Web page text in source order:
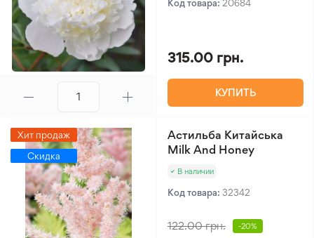
Код товара: 20684
315.00 грн.
КУПИТЬ
Хит продаж
Скидка
Астильба Китайська
Milk And Honey
В наличии
Код товара: 32342
122.00 грн. -20%